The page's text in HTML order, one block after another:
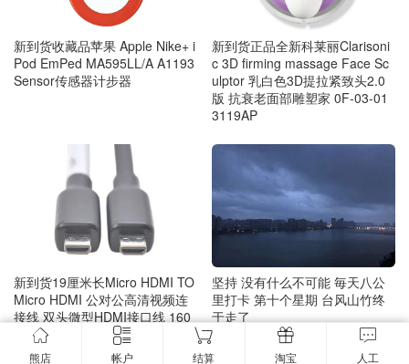
新到货收藏品苹果 Apple Nike+ i
Pod EmPed MA595LL/A A1193
Sensor传感器计步器
新到货正品全新科莱丽Clarisoni
c 3D firming massage Face Sc
ulptor 乳白色3D提拉紧致头2.0
版 抗衰老面部雕塑家 0F-03-01
3119AP
新到货19厘米长Micro HDMI TO
Micro HDMI 公对公高清视频连
接线 双头微型HDMI接口线 160
01180-01-S HDMI D TYPE MA
LE TO D TYPE MALE Cable for
坚持 没有什么不可能 毎天八公
里打卡 第十个星期 台风山竹终
于走了
熊店 帐户 结算 淘宝 人工